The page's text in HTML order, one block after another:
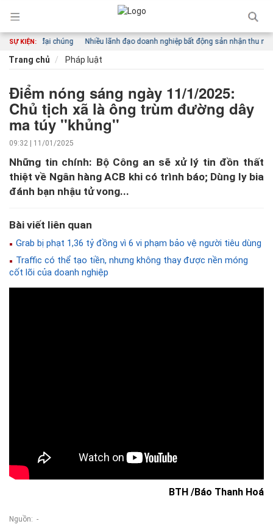
SỰ KIỆN:
ty đại chúng Nhiều lãnh đạo doanh nghiệp bất động sản nhận thu nhập
Trang chủ Pháp luật
Điểm nóng sáng ngày 11/1/2025:
Chủ tịch xã là ông trùm đường dây
ma túy ''khủng''
09:32 | 11/01/2025
Những tin chính: Bộ Công an sẽ xử lý tin đồn thất
thiệt về Ngân hàng ACB khi có trình báo; Dùng ly bia
đánh bạn nhậu tử vong...
Bài viết liên quan
Grab bị phạt 1,36 tỷ đồng vì 6 vi phạm bảo vệ người tiêu dùng
Traffic có thể tạo tiền, nhưng không thay được nền móng
cốt lõi của doanh nghiệp
BTH /Báo Thanh Hoá
Nguồn: -